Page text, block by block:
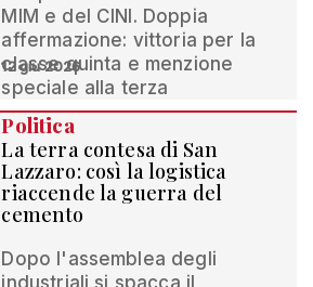
MIM e del CINI. Doppia
affermazione: vittoria per la
classe quinta e menzione
speciale alla terza
12 giu 2026
Politica
La terra contesa di San
Lazzaro: così la logistica
riaccende la guerra del
cemento
Dopo l'assemblea degli
industriali si spacca il